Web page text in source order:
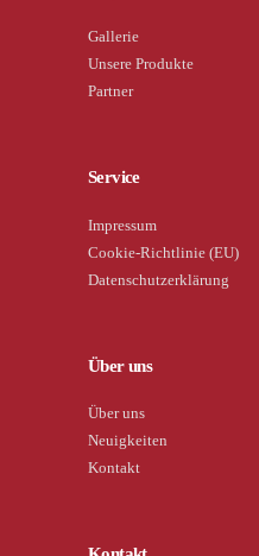
Gallerie
Unsere Produkte
Partner
Service
Impressum
Cookie-Richtlinie (EU)
Datenschutzerklärung
Über uns
Über uns
Neuigkeiten
Kontakt